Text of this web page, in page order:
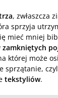
, zwłaszcza
sprzyja
mieć mniej
zamkniętych
której może
sprzątanie,
tekstyliów.